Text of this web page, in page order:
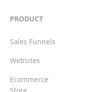
PRODUCT
Sales Funnels
Websites
Ecommerce